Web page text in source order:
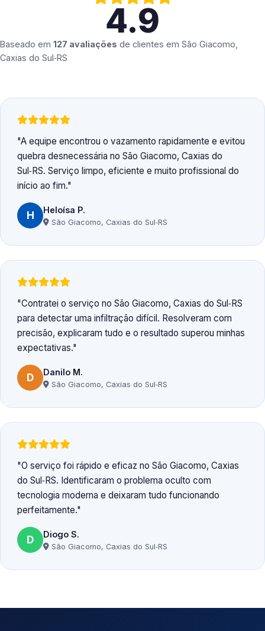
4.9
Baseado em 127 avaliações de clientes em São Giacomo,
Caxias do Sul‑RS
A equipe encontrou o vazamento rapidamente e evitou
quebra desnecessária no São Giacomo, Caxias do
Sul‑RS. Serviço limpo, eficiente e muito profissional do
início ao fim.
H Heloísa P.
São Giacomo, Caxias do Sul‑RS
Contratei o serviço no São Giacomo, Caxias do Sul‑RS
para detectar uma infiltração difícil. Resolveram com
precisão, explicaram tudo e o resultado superou minhas
expectativas.
D Danilo M.
São Giacomo, Caxias do Sul‑RS
O serviço foi rápido e eficaz no São Giacomo, Caxias
do Sul‑RS. Identificaram o problema oculto com
tecnologia moderna e deixaram tudo funcionando
perfeitamente.
D Diogo S.
São Giacomo, Caxias do Sul‑RS